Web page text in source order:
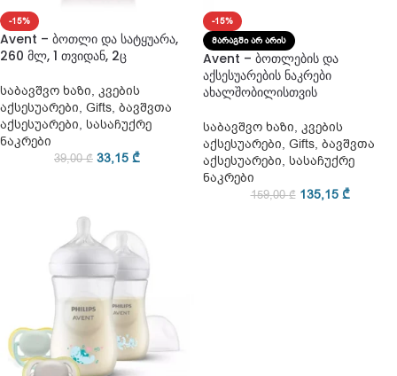
-15%
Avent – ბოთლი და სატყუარა,
260 მლ, 1 თვიდან, 2ც
საბავშვო ხაზი, კვების
აქსესუარები, Gifts, ბავშვთა
აქსესუარები, სასაჩუქრე
ნაკრები
39,00₾ 33,15 ₾
-15%
ᲛᲐᲠᲐᲒᲨᲘ ᲐᲠ ᲐᲠᲘᲡ
Avent – ბოთლების და
აქსესუარების ნაკრები
ახალშობილისთვის
საბავშვო ხაზი, კვების
აქსესუარები, Gifts, ბავშვთა
აქსესუარები, სასაჩუქრე
ნაკრები
159,00₾ 135,15 ₾